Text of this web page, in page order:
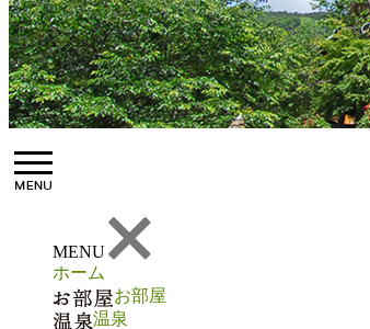
MENU
ホーム
お部屋
温泉